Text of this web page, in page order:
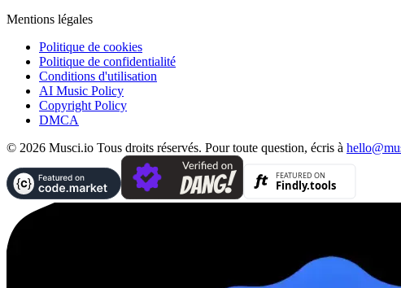
Mentions légales
Politique de cookies
Politique de confidentialité
Conditions d'utilisation
AI Music Policy
Copyright Policy
DMCA
© 2026 Musci.io Tous droits réservés. Pour toute question, écris à